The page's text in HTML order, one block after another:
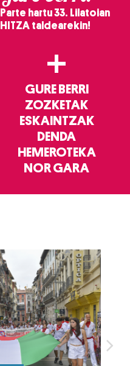
Parte hartu 33. Lilatoian
HITZA taldearekin!
+
GURE BERRI
ZOZKETAK
ESKAINTZAK
DENDA
HEMEROTEKA
NOR GARA